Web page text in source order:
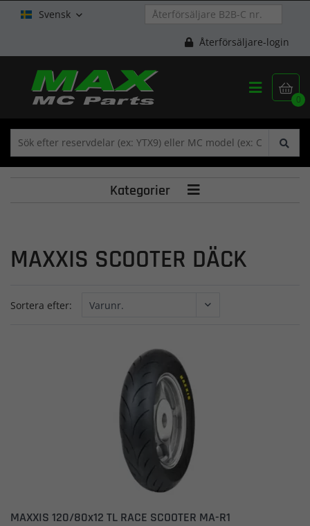
Svensk 
Återförsäljare-login

0

Kategorier 
MAXXIS SCOOTER DÄCK
Sortera efter:
MAXXIS 120/80x12 TL RACE SCOOTER MA-R1